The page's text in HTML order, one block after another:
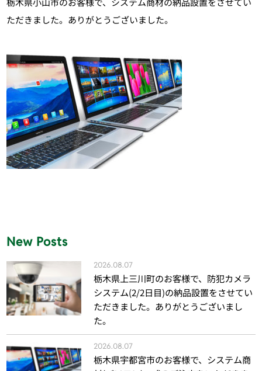
ただきました。ありがとうございました。
New Posts
2026.08.07
栃木県上三川町のお客様で、防犯カメラ
システム(2/2日目)の納品設置をさせてい
ただきました。ありがとうございまし
た。
2026.08.07
栃木県宇都宮市のお客様で、システム商